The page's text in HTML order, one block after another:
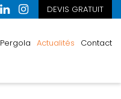
DEVIS GRATUIT
Pergola Actualités Contact